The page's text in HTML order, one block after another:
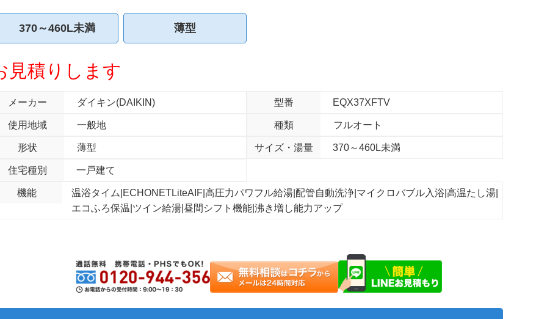
370～460L未満 薄型
見積りします
メーカー ダイキン(DAIKIN) 型番 EQX37XFTV
使用地域 一般地 種類 フルオート
形状 薄型 サイズ・湯量 370～460L未満
住宅種別 一戸建て
機能
温浴タイム|ECHONETLiteAIF|高圧力パワフル給湯|配管自動洗浄|マイクロバブル入浴|高温たし湯|
エコふろ保温|ツイン給湯|昼間シフト機能|沸き増し能力アップ